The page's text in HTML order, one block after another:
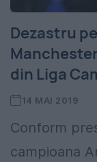
Dezastru
din Liga
14 MAI 2019
Conform
campioana